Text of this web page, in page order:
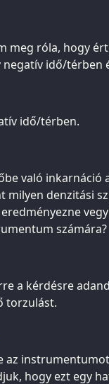
meg róla, hogy
idő/térben
idő/térben.
való inkarnáció
milyen denzitási
számára?
a kérdésre
torzulást.
az
hogy ezt egy